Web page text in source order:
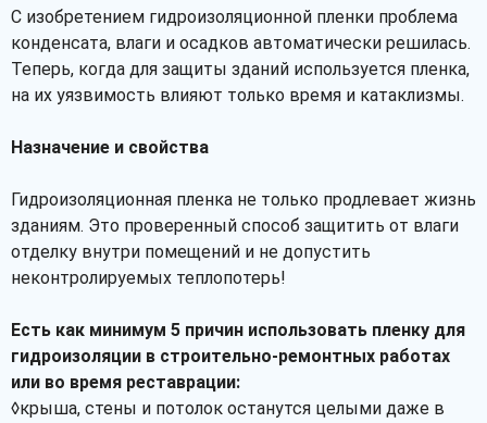
С изобретением гидроизоляционной пленки проблема
конденсата, влаги и осадков автоматически решилась.
Теперь, когда для защиты зданий используется пленка,
на их уязвимость влияют только время и катаклизмы.
Назначение и свойства
Гидроизоляционная пленка не только продлевает жизнь
зданиям. Это проверенный способ защитить от влаги
отделку внутри помещений и не допустить
неконтролируемых теплопотерь!
Есть как минимум 5 причин использовать пленку для
гидроизоляции в строительно-ремонтных работах
или во время реставрации:
◊крыша, стены и потолок останутся целыми даже в